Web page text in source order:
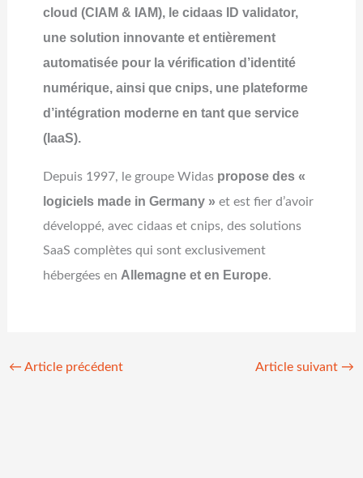
cloud (CIAM & IAM), le cidaas ID validator,
une solution innovante et entièrement
automatisée pour la vérification d’identité
numérique, ainsi que cnips, une plateforme
d’intégration moderne en tant que service
(IaaS).
Depuis 1997, le groupe Widas propose des «
logiciels made in Germany » et est fier d’avoir
développé, avec cidaas et cnips, des solutions
SaaS complètes qui sont exclusivement
hébergées en Allemagne et en Europe.
← Article précédent Article suivant →